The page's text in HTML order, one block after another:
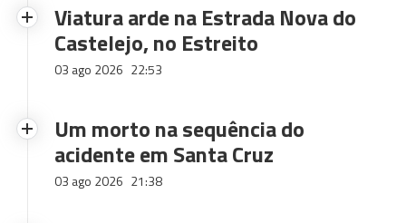
Viatura arde na Estrada Nova do
Castelejo, no Estreito
03 ago 2026 22:53
Um morto na sequência do
acidente em Santa Cruz
03 ago 2026 21:38